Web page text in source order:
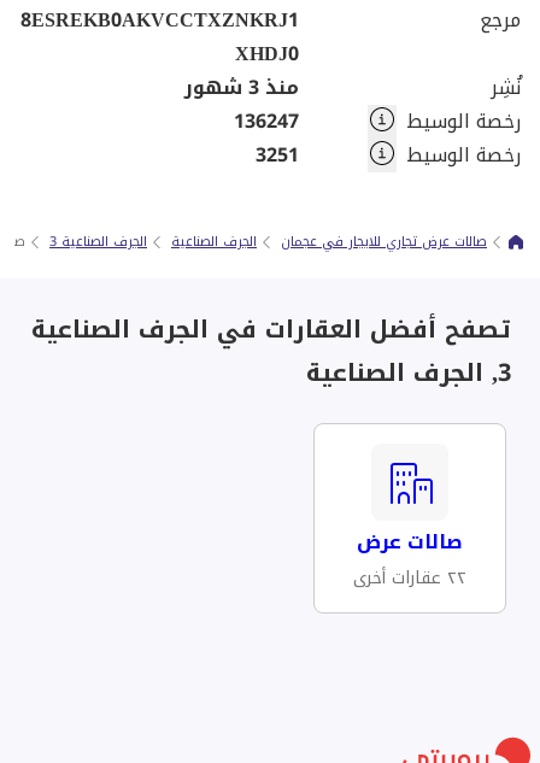
مرجع
8ESREKB0AKVCCTXZNKRJ1
XHDJ0
نُشِر
منذ 3 شهور
رخصة الوسيط
136247
رخصة الوسيط
3251
صالات عرض تجاري للايجار في عجمان الجرف الصناعية الجرف الصناعية 3 صالة
تصفح أفضل العقارات في الجرف الصناعية
3, الجرف الصناعية
صالات عرض
٢٢ عقارات أخرى